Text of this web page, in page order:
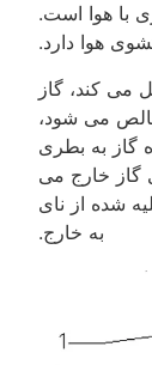
با هوا است.
هوا دارد.
می کند، گاز
می شود،
گاز به بطری
گاز خارج می
شده از نای
به خارج.